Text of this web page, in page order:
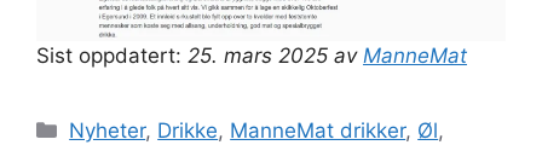
Sist oppdatert: 25. mars 2025 av ManneMat
Kategorier
Nyheter, Drikke, ManneMat drikker, Øl,